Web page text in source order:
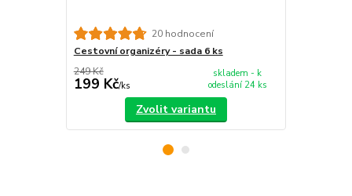
20 hodnocení
Cestovní organizéry - sada 6 ks
249 Kč
199 Kč/ks
skladem - k
odeslání 24 ks
Zvolit variantu